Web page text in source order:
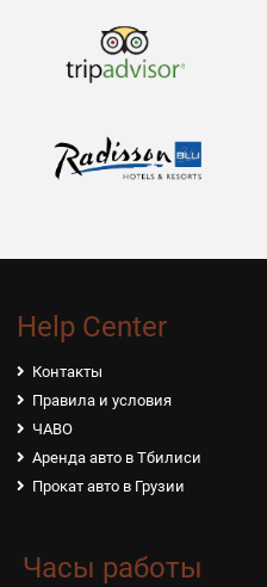
Help Center
Контакты
Правила и условия
ЧАВО
Аренда авто в Тбилиси
Прокат авто в Грузии
Часы работы